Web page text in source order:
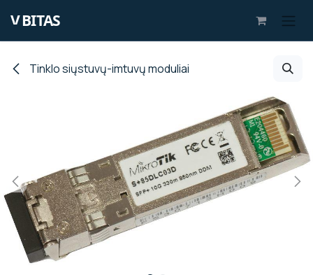
Tinklo siųstuvų-imtuvų moduliai